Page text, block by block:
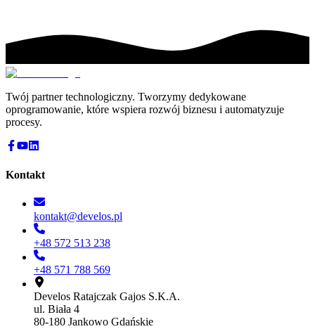
Twój partner technologiczny. Tworzymy dedykowane
oprogramowanie, które wspiera rozwój biznesu i automatyzuje
procesy.
Kontakt
kontakt@develos.pl
+48 572 513 238
+48 571 788 569
Develos Ratajczak Gajos S.K.A.
ul. Biała 4
80-180 Jankowo Gdańskie